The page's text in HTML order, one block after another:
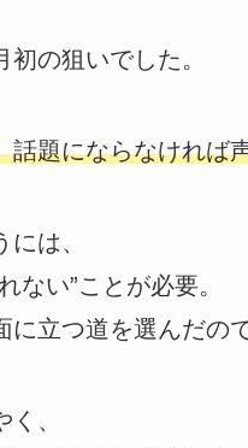
の狙いでした。
話題にならなければ
は、
ない”ことが必要。
に立つ道を選んだので
、